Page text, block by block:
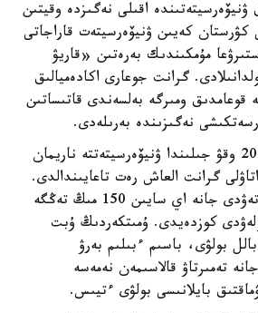
ۋنيۆەرسيتەتىندە اقىلى نەگىزدە وقيتىن
كۋرستان كەيىن ۋنيۆەرسيتەت قاراجاتى
مۇمكىندىك بەرەتىن «قاريۋ
گرانت جوعارى اكادەميالىق
قوعامدىق ومىرگە بەلسەندى قاتىساتىن
سونداي-اق 2026-2027 وقۋ جىلىندا ۋنيۆەرسيتەتتە ناريمان
گرانت العاش رەت تاعايىندالدى.
ول وقۋ اقىسىن تولىق وتەۋدى جانە اي سايىن 150 مىڭ تەڭگە
كوزدەيدى. ۇمىتكەردىڭ ۇبت
ناتيجەسى كەمىندە 75 بالل بولۋى، باسىم ءبىلىم بەرۋ
تەمىرتاۋ قالاسىمەن نەمەسە
بايلانىسى بولۋى ءتيىس.